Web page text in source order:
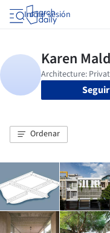
Iniciar sesión
Seguir
Ordenar